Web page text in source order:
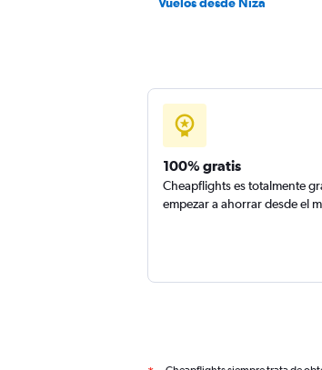
100% gratis
Cheapflights es totalmente
empezar a ahorrar desde el